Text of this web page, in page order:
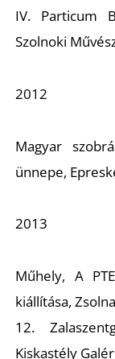
IV. Particum
Szolnoki
2012
Magyar
ünnepe,
2013
Műhely, A
kiállítása,
12.
Kiskastély